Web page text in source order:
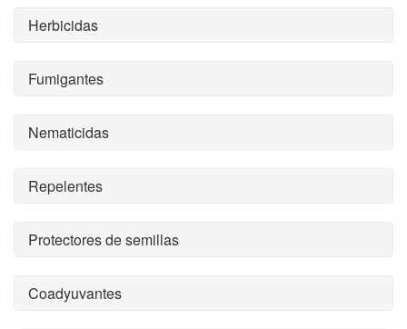
Herbicidas
Fumigantes
Nematicidas
Repelentes
Protectores de semillas
Coadyuvantes